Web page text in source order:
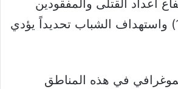
أعداد القتلى والمفقودين
(أكثر من 13,000) واستهداف الشباب تحديداً يؤدي
في هذه المناطق